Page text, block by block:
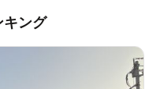
キング